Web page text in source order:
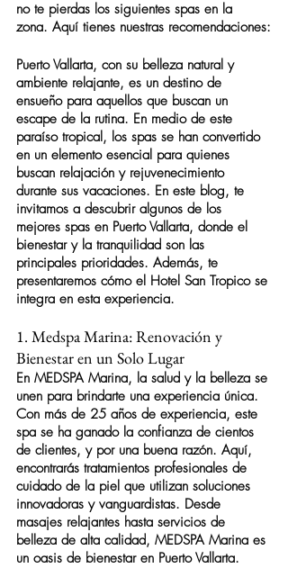
no te pierdas los siguientes spas en la
zona. Aquí tienes nuestras recomendaciones:
Puerto Vallarta, con su belleza natural y
ambiente relajante, es un destino de
ensueño para aquellos que buscan un
escape de la rutina. En medio de este
paraíso tropical, los spas se han convertido
en un elemento esencial para quienes
buscan relajación y rejuvenecimiento
durante sus vacaciones. En este blog, te
invitamos a descubrir algunos de los
mejores spas en Puerto Vallarta, donde el
bienestar y la tranquilidad son las
principales prioridades. Además, te
presentaremos cómo el Hotel San Tropico se
integra en esta experiencia.
1. Medspa Marina: Renovación y
Bienestar en un Solo Lugar
En MEDSPA Marina, la salud y la belleza se
unen para brindarte una experiencia única.
Con más de 25 años de experiencia, este
spa se ha ganado la confianza de cientos
de clientes, y por una buena razón. Aquí,
encontrarás tratamientos profesionales de
cuidado de la piel que utilizan soluciones
innovadoras y vanguardistas. Desde
masajes relajantes hasta servicios de
belleza de alta calidad, MEDSPA Marina es
un oasis de bienestar en Puerto Vallarta.